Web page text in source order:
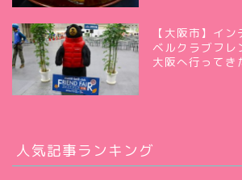
【大阪市】イ
ベルクラブフ
大阪へ行ってき
人気記事ランキング